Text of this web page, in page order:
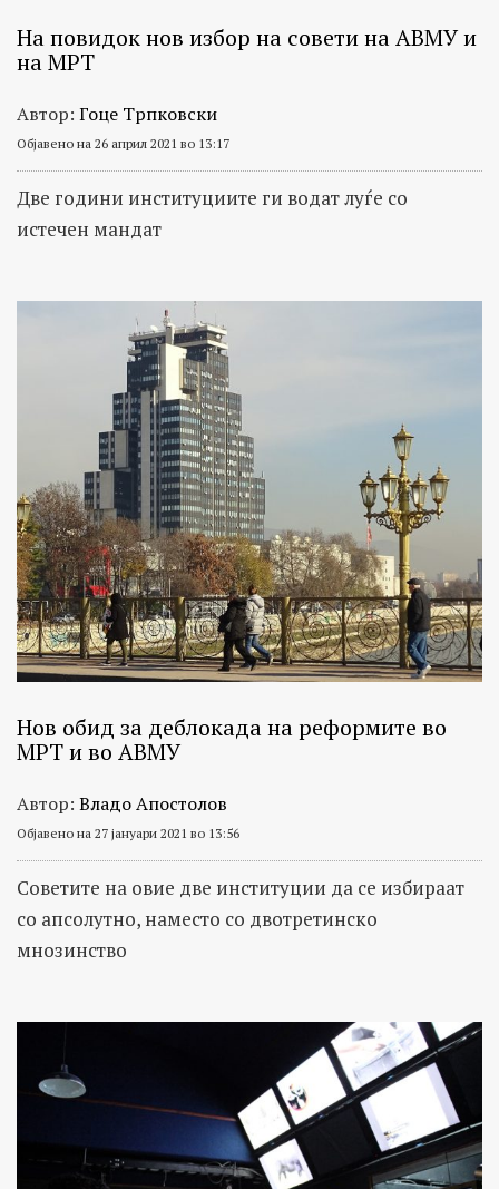
На повидок нов избор на совети на АВМУ и
на МРТ
Автор: Гоце Трпковски
Објавено на 26 април 2021 во 13:17
Две години институциите ги водат луѓе со
истечен мандат
Нов обид за деблокада на реформите во
МРТ и во АВМУ
Автор: Владо Апостолов
Објавено на 27 јануари 2021 во 13:56
Советите на овие две институции да се избираат
со апсолутно, наместо со двотретинско
мнозинство